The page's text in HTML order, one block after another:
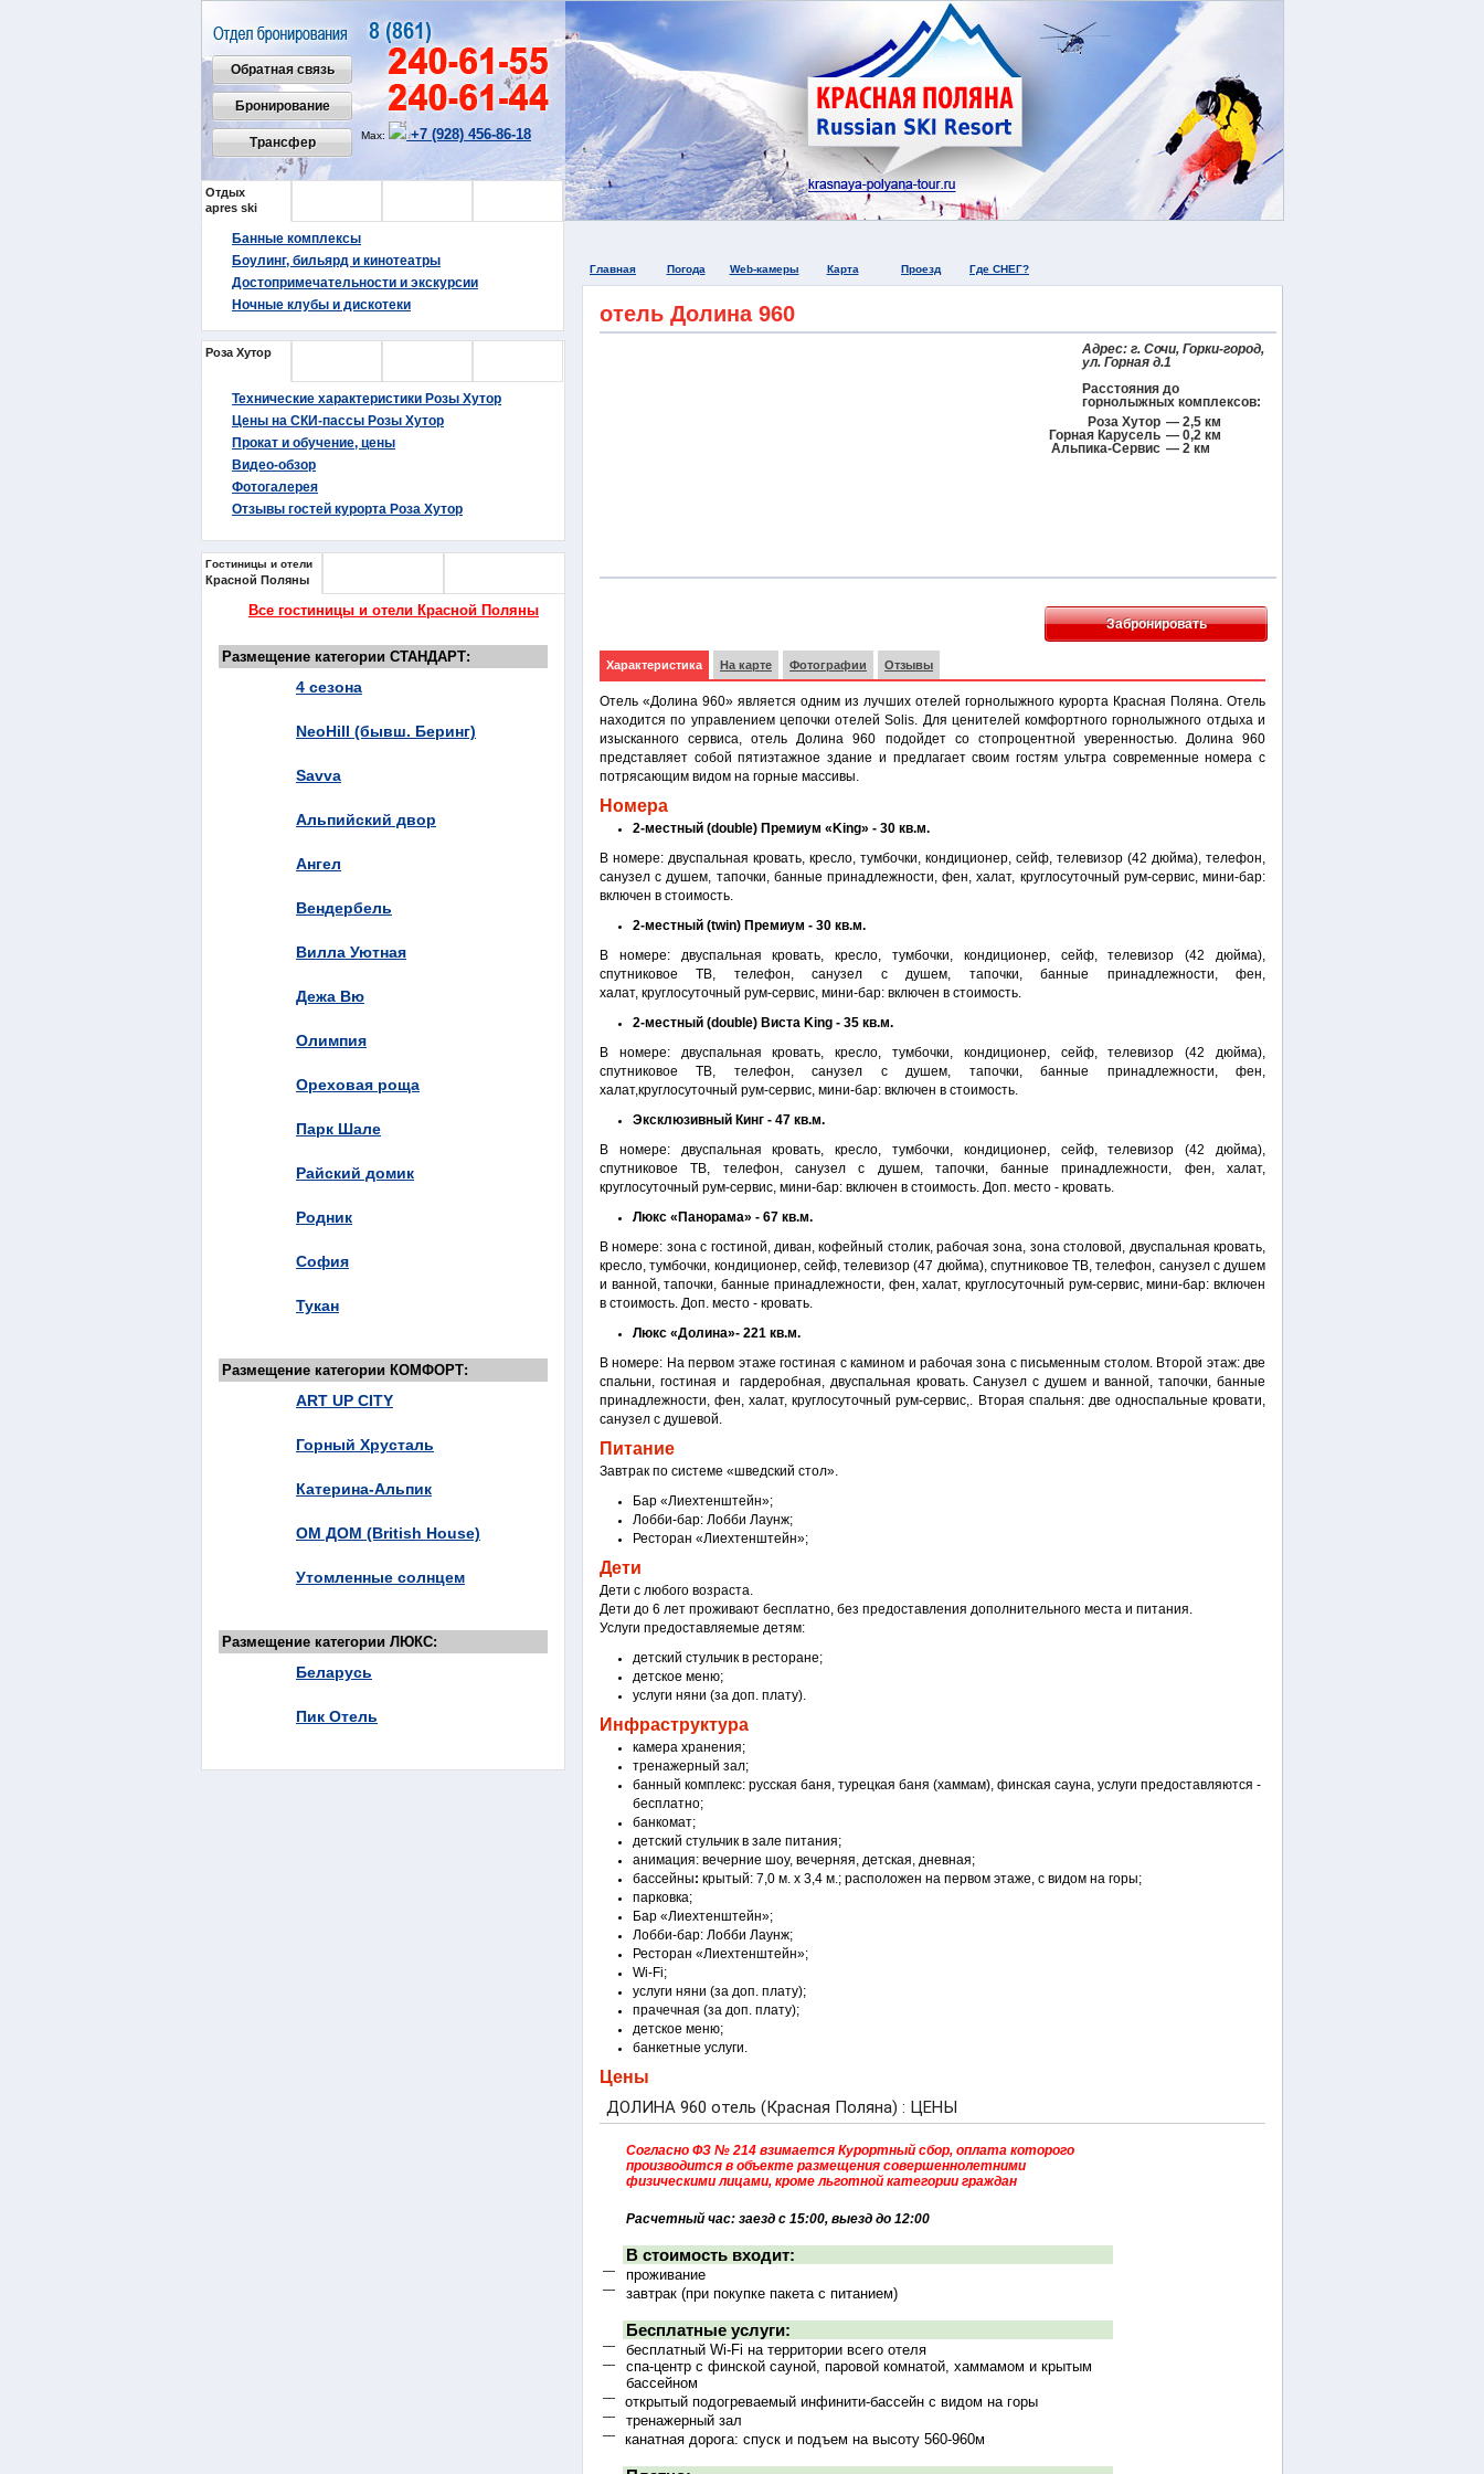
Обратная связь
Бронирование
Трансфер Max: +7 (928) 456-86-18
Главная Погода Web-камеры Карта Проезд Где СНЕГ?
отель Долина 960
Адрес: г. Сочи, Горки-город,
ул. Горная д.1
Расстояния до
горнолыжных комплексов:
Роза Хутор — 2,5 км
Горная Карусель — 0,2 км
Альпика-Сервис — 2 км
Забронировать
Характеристика На карте Фотографии Отзывы
Отель «Долина 960» является одним из лучших отелей горнолыжного курорта Красная Поляна. Отель
находится по управлением цепочки отелей Solis. Для ценителей комфортного горнолыжного отдыха и
изысканного сервиса, отель Долина 960 подойдет со стопроцентной уверенностью. Долина 960
представляет собой пятиэтажное здание и предлагает своим гостям ультра современные номера с
потрясающим видом на горные массивы.
Номера
2-местный (double) Премиум «King» - 30 кв.м.
В номере: двуспальная кровать, кресло, тумбочки, кондиционер, сейф, телевизор (42 дюйма), телефон,
санузел с душем, тапочки, банные принадлежности, фен, халат, круглосуточный рум-сервис, мини-бар:
включен в стоимость.
2-местный (twin) Премиум - 30 кв.м.
В номере: двуспальная кровать, кресло, тумбочки, кондиционер, сейф, телевизор (42 дюйма),
спутниковое ТВ, телефон, санузел с душем, тапочки, банные принадлежности, фен,
халат, круглосуточный рум-сервис, мини-бар: включен в стоимость.
2-местный (double) Виста King - 35 кв.м.
В номере: двуспальная кровать, кресло, тумбочки, кондиционер, сейф, телевизор (42 дюйма),
спутниковое ТВ, телефон, санузел с душем, тапочки, банные принадлежности, фен,
халат,круглосуточный рум-сервис, мини-бар: включен в стоимость.
Эксклюзивный Кинг - 47 кв.м.
В номере: двуспальная кровать, кресло, тумбочки, кондиционер, сейф, телевизор (42 дюйма),
спутниковое ТВ, телефон, санузел с душем, тапочки, банные принадлежности, фен, халат,
круглосуточный рум-сервис, мини-бар: включен в стоимость. Доп. место - кровать.
Люкс «Панорама» - 67 кв.м.
В номере: зона с гостиной, диван, кофейный столик, рабочая зона, зона столовой, двуспальная кровать,
кресло, тумбочки, кондиционер, сейф, телевизор (47 дюйма), спутниковое ТВ, телефон, санузел с душем
и ванной, тапочки, банные принадлежности, фен, халат, круглосуточный рум-сервис, мини-бар: включен
в стоимость. Доп. место - кровать.
Люкс «Долина»- 221 кв.м.
В номере: На первом этаже гостиная с камином и рабочая зона с письменным столом. Второй этаж: две
спальни, гостиная и гардеробная, двуспальная кровать. Санузел с душем и ванной, тапочки, банные
принадлежности, фен, халат, круглосуточный рум-сервис,. Вторая спальня: две односпальные кровати,
санузел с душевой.
Питание
Завтрак по системе «шведский стол».
Бар «Лиeхтенштейн»;
Лобби-бар: Лобби Лаунж;
Ресторан «Лиeхтенштейн»;
Дети
Дети с любого возраста.
Дети до 6 лет проживают бесплатно, без предоставления дополнительного места и питания.
Услуги предоставляемые детям:
детский стульчик в ресторане;
детское меню;
услуги няни (за доп. плату).
Инфраструктура
камера хранения;
тренажерный зал;
банный комплекс: русская баня, турецкая баня (хаммам), финская сауна, услуги предоставляются -
бесплатно;
банкомат;
детский стульчик в зале питания;
анимация: вечерние шоу, вечерняя, детская, дневная;
бассейны: крытый: 7,0 м. х 3,4 м.; расположен на первом этаже, с видом на горы;
парковка;
Бар «Лиeхтенштейн»;
Лобби-бар: Лобби Лаунж;
Ресторан «Лиeхтенштейн»;
Wi-Fi;
услуги няни (за доп. плату);
прачечная (за доп. плату);
детское меню;
банкетные услуги.
Цены
Отдых
apres ski
Банные комплексы
Боулинг, бильярд и кинотеатры
Достопримечательности и экскурсии
Ночные клубы и дискотеки
Роза Хутор
Технические характеристики Розы Хутор
Цены на СКИ-пассы Розы Хутор
Прокат и обучение, цены
Видео-обзор
Фотогалерея
Отзывы гостей курорта Роза Хутор
Гостиницы и отели
Красной Поляны
Все гостиницы и отели Красной Поляны
Размещение категории СТАНДАРТ:
4 сезона
NeoHill (бывш. Беринг)
Savva
Альпийский двор
Ангел
Вендербель
Вилла Уютная
Дежа Вю
Олимпия
Ореховая роща
Парк Шале
Райский домик
Родник
София
Тукан
Размещение категории КОМФОРТ:
ART UP CITY
Горный Хрусталь
Катерина-Альпик
ОМ ДОМ (British House)
Утомленные солнцем
Размещение категории ЛЮКС:
Беларусь
Пик Отель